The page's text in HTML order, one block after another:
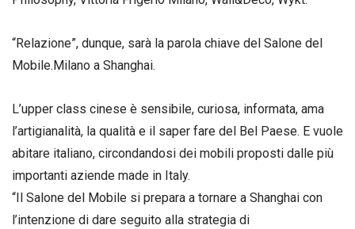
“Relazione”, dunque, sarà la parola chiave del Salone del
Mobile.Milano a Shanghai.
L’upper class cinese è sensibile, curiosa, informata, ama
l’artigianalità, la qualità e il saper fare del Bel Paese. E vuole
abitare italiano, circondandosi dei mobili proposti dalle più
importanti aziende made in Italy.
“Il Salone del Mobile si prepara a tornare a Shanghai con
l’intenzione di dare seguito alla strategia di